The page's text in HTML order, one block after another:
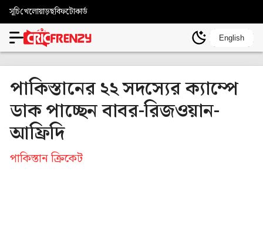
সূচিখেলোয়াড়ছবিফটোকার্ড
English
পাকিস্তানের ২২ সদস্যের ক্যাম্পে
ডাক পাচ্ছেন বাবর-রিজওয়ান-
আফ্রিদি
পাকিস্তান ক্রিকেট